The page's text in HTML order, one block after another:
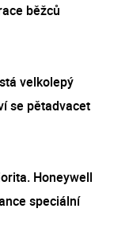
běžců
velkolepý
se pětadvacet
Honeywell
speciální